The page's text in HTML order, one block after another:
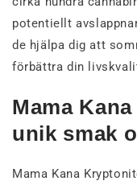
potentiellt
de hjälpa dig att
förbättra din
Mama
unik smak
Mama Kana